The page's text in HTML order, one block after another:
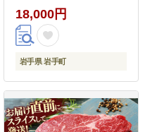
ち お肉 岩手県 岩手町
18,000円
岩手県 岩手町